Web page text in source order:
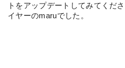
トをアップデートしてみてくだ
イヤーのmaruでした。